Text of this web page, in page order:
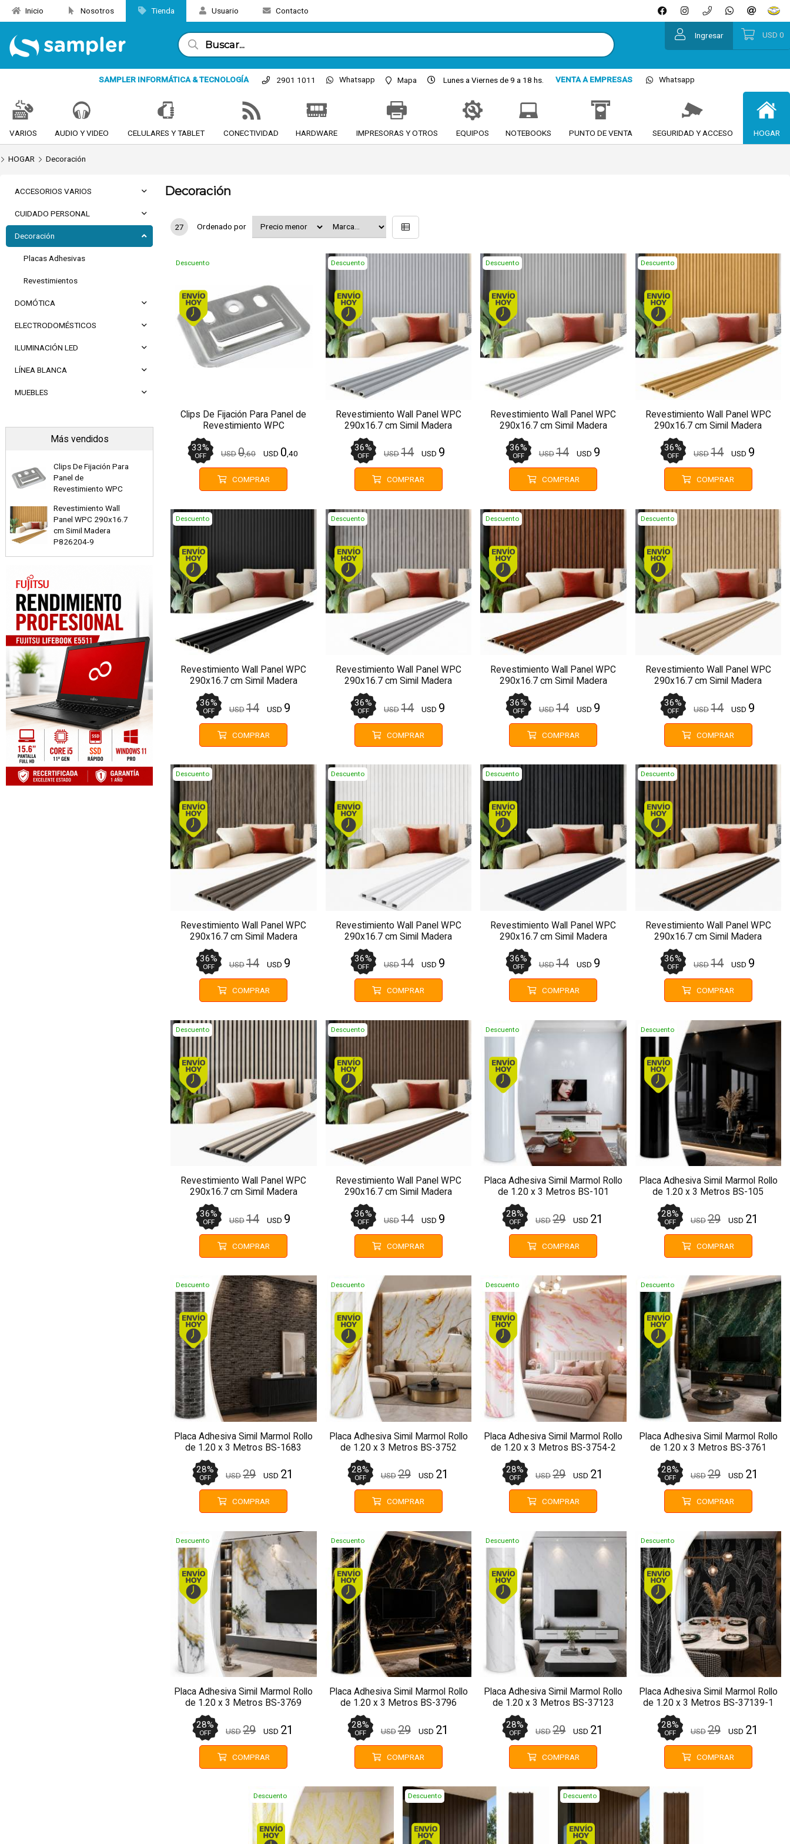
Inicio Nosotros Tienda Usuario Contacto
Ingresar USD 0
SAMPLER INFORMÁTICA & TECNOLOGÍA 2901 1011 Whatsapp Mapa Lunes a Viernes de 9 a 18 hs. VENTA A EMPRESAS Whatsapp
VARIOS AUDIO Y VIDEO CELULARES Y TABLET CONECTIVIDAD HARDWARE IMPRESORAS Y OTROS EQUIPOS NOTEBOOKS PUNTO DE VENTA SEGURIDAD Y ACCESO HOGAR
HOGAR Decoración
ACCESORIOS VARIOS
CUIDADO PERSONAL
Decoración
Placas Adhesivas
Revestimientos
DOMÓTICA
ELECTRODOMÉSTICOS
ILUMINACIÓN LED
LÍNEA BLANCA
MUEBLES
Más vendidos
Clips De Fijación Para
Panel de
Revestimiento WPC
Revestimiento Wall
Panel WPC 290x16.7
cm Simil Madera
P826204-9
Decoración
27 Ordenado por
Descuento
Envío hoy. Comprando antes de 13Hs.
Clips De Fijación Para Panel de
Revestimiento WPC
33%
OFF USD0,60 USD 0,40
COMPRAR
Descuento
Envío hoy. Comprando antes de 13Hs.
Revestimiento Wall Panel WPC
290x16.7 cm Simil Madera
36%
OFF USD14 USD 9
COMPRAR
Descuento
Envío hoy. Comprando antes de 13Hs.
Revestimiento Wall Panel WPC
290x16.7 cm Simil Madera
36%
OFF USD14 USD 9
COMPRAR
Descuento
Revestimiento Wall Panel WPC
290x16.7 cm Simil Madera
36%
OFF USD14 USD 9
COMPRAR
Descuento
Envío hoy. Comprando antes de 13Hs.
Revestimiento Wall Panel WPC
290x16.7 cm Simil Madera
36%
OFF USD14 USD 9
COMPRAR
Descuento
Envío hoy. Comprando antes de 13Hs.
Revestimiento Wall Panel WPC
290x16.7 cm Simil Madera
36%
OFF USD14 USD 9
COMPRAR
Descuento
Envío hoy. Comprando antes de 13Hs.
Revestimiento Wall Panel WPC
290x16.7 cm Simil Madera
36%
OFF USD14 USD 9
COMPRAR
Descuento
Revestimiento Wall Panel WPC
290x16.7 cm Simil Madera
36%
OFF USD14 USD 9
COMPRAR
Descuento
Envío hoy. Comprando antes de 13Hs.
Revestimiento Wall Panel WPC
290x16.7 cm Simil Madera
36%
OFF USD14 USD 9
COMPRAR
Descuento
Envío hoy. Comprando antes de 13Hs.
Revestimiento Wall Panel WPC
290x16.7 cm Simil Madera
36%
OFF USD14 USD 9
COMPRAR
Descuento
Envío hoy. Comprando antes de 13Hs.
Revestimiento Wall Panel WPC
290x16.7 cm Simil Madera
36%
OFF USD14 USD 9
COMPRAR
Descuento
Revestimiento Wall Panel WPC
290x16.7 cm Simil Madera
36%
OFF USD14 USD 9
COMPRAR
Descuento
Envío hoy. Comprando antes de 13Hs.
Revestimiento Wall Panel WPC
290x16.7 cm Simil Madera
36%
OFF USD14 USD 9
COMPRAR
Descuento
Envío hoy. Comprando antes de 13Hs.
Revestimiento Wall Panel WPC
290x16.7 cm Simil Madera
36%
OFF USD14 USD 9
COMPRAR
Descuento
Envío hoy. Comprando antes de 13Hs.
Placa Adhesiva Simil Marmol Rollo
de 1.20 x 3 Metros BS-101
28%
OFF USD29 USD 21
COMPRAR
Descuento
Placa Adhesiva Simil Marmol Rollo
de 1.20 x 3 Metros BS-105
28%
OFF USD29 USD 21
COMPRAR
Descuento
Envío hoy. Comprando antes de 13Hs.
Placa Adhesiva Simil Marmol Rollo
de 1.20 x 3 Metros BS-1683
28%
OFF USD29 USD 21
COMPRAR
Descuento
Envío hoy. Comprando antes de 13Hs.
Placa Adhesiva Simil Marmol Rollo
de 1.20 x 3 Metros BS-3752
28%
OFF USD29 USD 21
COMPRAR
Descuento
Envío hoy. Comprando antes de 13Hs.
Placa Adhesiva Simil Marmol Rollo
de 1.20 x 3 Metros BS-3754-2
28%
OFF USD29 USD 21
COMPRAR
Descuento
Envío hoy. Comprando antes
Placa Adhesiva Simil Marmol Rollo
de 1.20 x 3 Metros BS-3761
28%
OFF USD29 USD 21
COMPRAR
Descuento
Envío hoy. Comprando antes de 13Hs.
Placa Adhesiva Simil Marmol Rollo
de 1.20 x 3 Metros BS-3769
28%
OFF USD29 USD 21
COMPRAR
Descuento
Envío hoy. Comprando antes de 13Hs.
Placa Adhesiva Simil Marmol Rollo
de 1.20 x 3 Metros BS-3796
28%
OFF USD29 USD 21
COMPRAR
Descuento
Envío hoy. Comprando antes de 13Hs.
Placa Adhesiva Simil Marmol Rollo
de 1.20 x 3 Metros BS-37123
28%
OFF USD29 USD 21
COMPRAR
Descuento
Envío hoy. Comprando antes
Placa Adhesiva Simil Marmol Rollo
de 1.20 x 3 Metros BS-37139-1
28%
OFF USD29 USD 21
COMPRAR
Descuento
Envío hoy. Comprando antes de 13Hs.
Descuento
Envío hoy. Comprando antes de 13Hs.
Descuento
Envío hoy. Comprando antes de 13Hs.